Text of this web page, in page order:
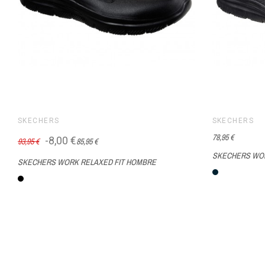
día con el
advantage
siente el
SKECHERS
SKECHERS WORK RELAXED FIT HOMBRE
93,95 € -8,00 €85,95 €
Negro
SKECHERS
SKECHERS
78,95 €
BLK